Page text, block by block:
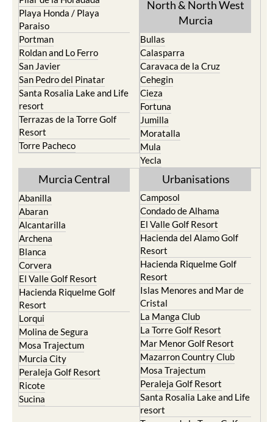
Playa Honda / Playa
Paraiso
Portman
Roldan and Lo Ferro
San Javier
San Pedro del Pinatar
Santa Rosalia Lake and Life
resort
Terrazas de la Torre Golf
Resort
Torre Pacheco
North & North West
Murcia
Bullas
Calasparra
Caravaca de la Cruz
Cehegin
Cieza
Fortuna
Jumilla
Moratalla
Mula
Yecla
Murcia Central
Abanilla
Abaran
Alcantarilla
Archena
Blanca
Corvera
El Valle Golf Resort
Hacienda Riquelme Golf
Resort
Lorqui
Molina de Segura
Mosa Trajectum
Murcia City
Peraleja Golf Resort
Ricote
Sucina
Urbanisations
Camposol
Condado de Alhama
El Valle Golf Resort
Hacienda del Alamo Golf
Resort
Hacienda Riquelme Golf
Resort
Islas Menores and Mar de
Cristal
La Manga Club
La Torre Golf Resort
Mar Menor Golf Resort
Mazarron Country Club
Mosa Trajectum
Peraleja Golf Resort
Santa Rosalia Lake and Life
resort